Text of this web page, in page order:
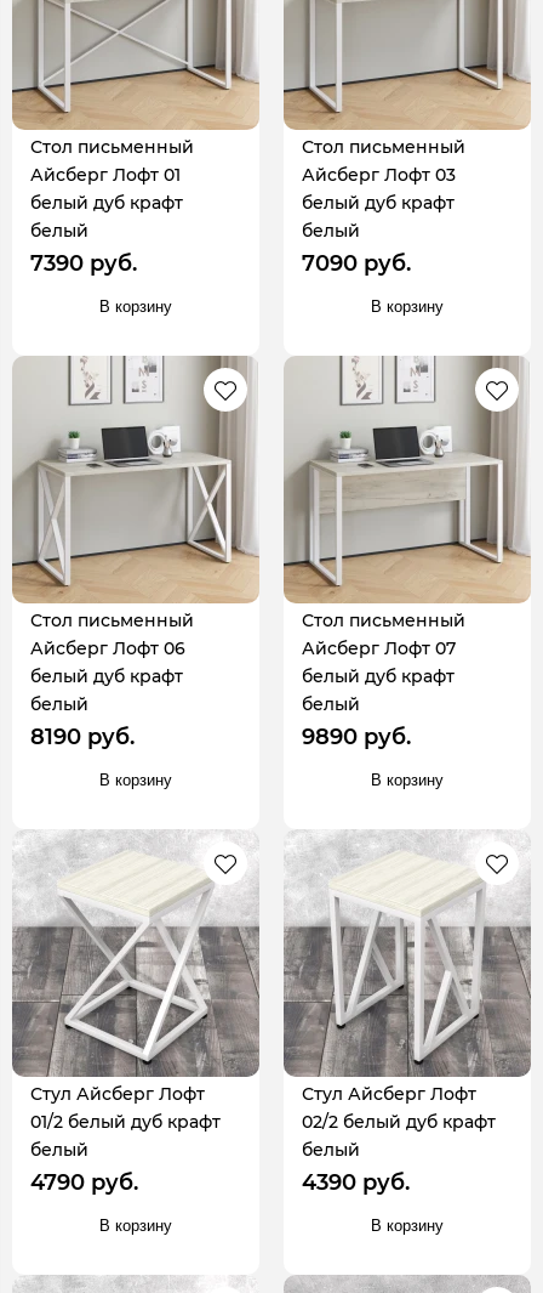
Стол письменный
Айсберг Лофт 01
белый дуб крафт
белый
7390 руб.
В корзину
Стол письменный
Айсберг Лофт 03
белый дуб крафт
белый
7090 руб.
В корзину
Стол письменный
Айсберг Лофт 06
белый дуб крафт
белый
8190 руб.
В корзину
Стол письменный
Айсберг Лофт 07
белый дуб крафт
белый
9890 руб.
В корзину
Стул Айсберг Лофт
01/2 белый дуб крафт
белый
4790 руб.
В корзину
Стул Айсберг Лофт
02/2 белый дуб крафт
белый
4390 руб.
В корзину